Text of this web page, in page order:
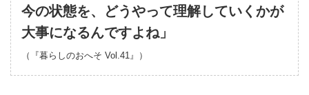
今の状態を、どうやって理解していくかが
大事になるんですよね」
（『暮らしのおへそ Vol.41 』）